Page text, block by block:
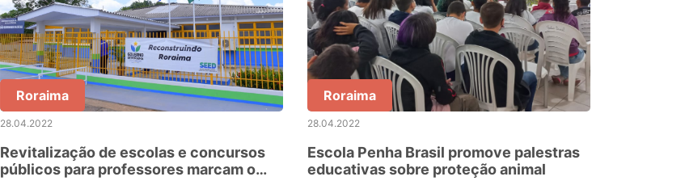
Roraima
28.04.2022
Revitalização de escolas e concursos
públicos para professores marcam o
Roraima
28.04.2022
Escola Penha Brasil promove palestras
educativas sobre proteção animal